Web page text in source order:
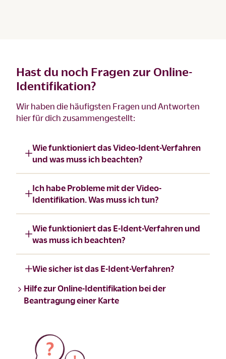
Hast du noch Fragen zur Online-
Identifikation?
Wir haben die häufigsten Fragen und Antworten
hier für dich zusammengestellt:
Wie funktioniert das Video-Ident-Verfahren
und was muss ich beachten?
Ich habe Probleme mit der Video-
Identifikation. Was muss ich tun?
Wie funktioniert das E-Ident-Verfahren und
was muss ich beachten?
Wie sicher ist das E-Ident-Verfahren?
Hilfe zur Online-Identifikation bei der
Beantragung einer Karte